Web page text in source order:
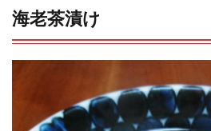
海老茶漬け